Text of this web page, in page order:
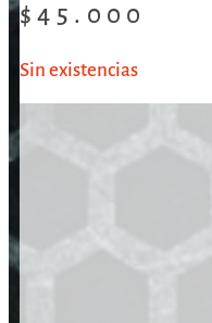
$45.000
Sin existencias